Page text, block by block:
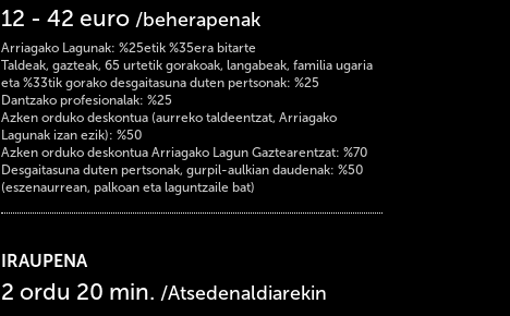
12 - 42 euro /beherapenak
Arriagako Lagunak: %25etik %35era bitarte
Taldeak, gazteak, 65 urtetik gorakoak, langabeak, familia ugaria
eta %33tik gorako desgaitasuna duten pertsonak: %25
Dantzako profesionalak: %25
Azken orduko deskontua (aurreko taldeentzat, Arriagako
Lagunak izan ezik): %50
Azken orduko deskontua Arriagako Lagun Gaztearentzat: %70
Desgaitasuna duten pertsonak, gurpil-aulkian daudenak: %50
(eszenaurrean, palkoan eta laguntzaile bat)
IRAUPENA
2 ordu 20 min. /Atsedenaldiarekin